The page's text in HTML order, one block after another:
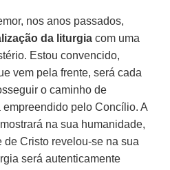
nos anos passados,
da liturgia com uma
Estou convencido,
vem pela frente, será cada
o caminho de
pelo Concílio. A
na sua humanidade,
Cristo revelou-se na sua
será autenticamente